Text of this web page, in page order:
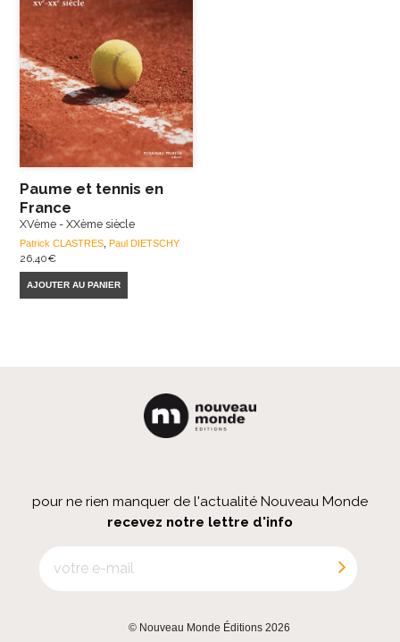
Paume et tennis en
France
XVème - XXème siècle
Patrick CLASTRES Paul DIETSCHY
26,40€
AJOUTER AU PANIER
pour ne rien manquer de l'actualité Nouveau Monde
recevez notre lettre d'info
© Nouveau Monde Éditions 2026